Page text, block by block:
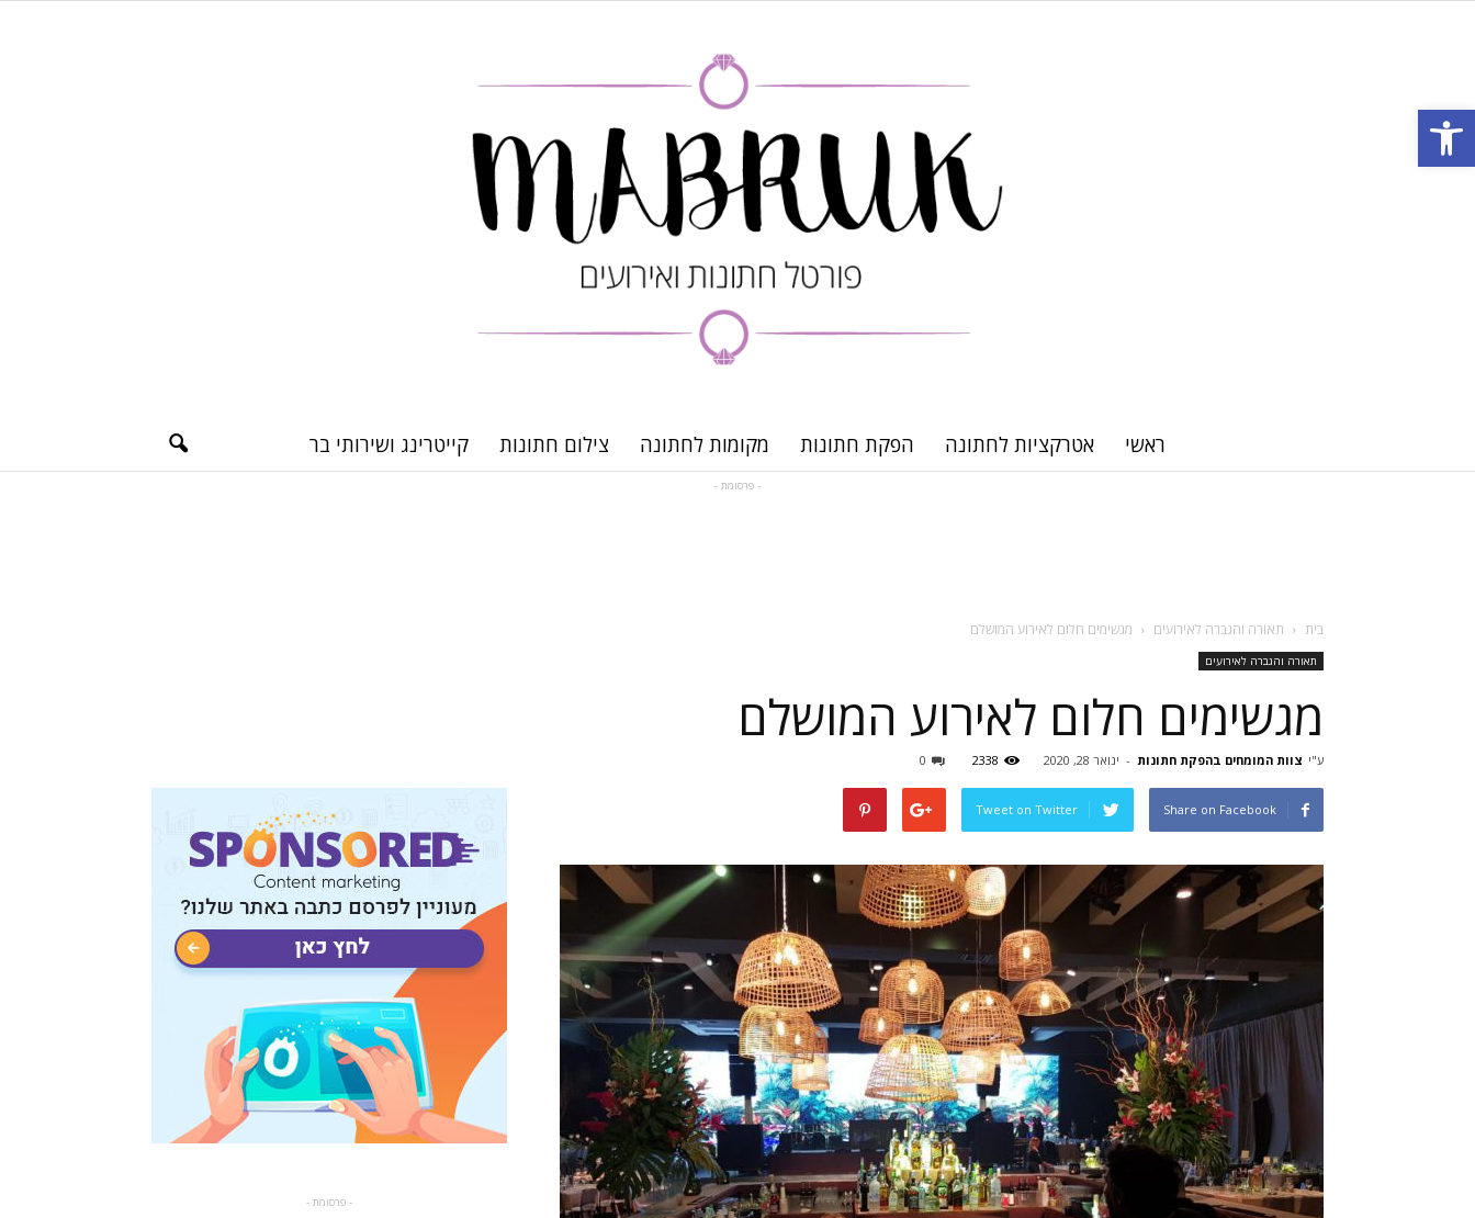
Open toolbar
פורטל
ראשי אטרקציות לחתונה הפקת חתונות מקומות לחתונה צילום חתונות קייטרינג ושירותי בר
- פרסומת -
בית תאורה והגברה לאירועים מגשימים חלום לאירוע המושלם
תאורה והגברה לאירועים
מגשימים חלום לאירוע המושלם
ע"י צוות המומחים בהפקת חתונות - ינואר 28, 2020 2338
0
Share on Facebook
Tweet on Twitter
- פרסומת -